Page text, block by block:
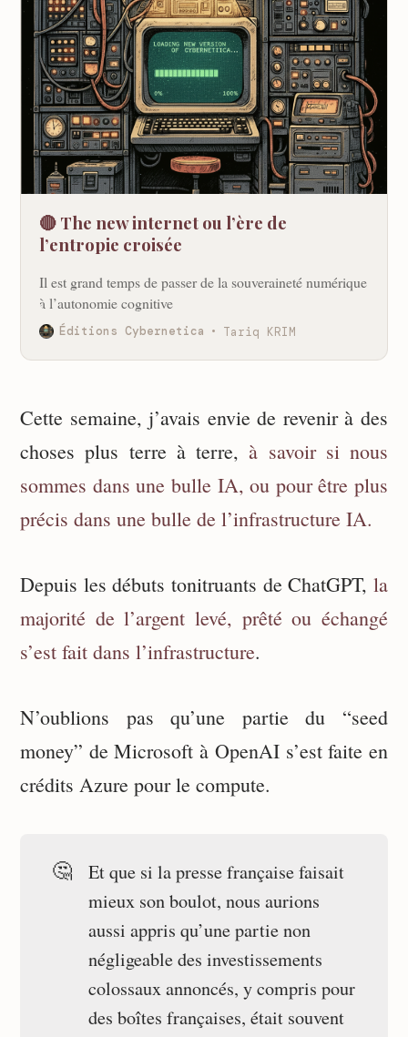
🔴 The new internet ou l’ère de
l’entropie croisée
Il est grand temps de passer de la souveraineté numérique
à l’autonomie cognitive
Éditions Cybernetica Tariq KRIM
Cette semaine, j’avais envie de revenir à des
choses plus terre à terre,à savoir si nous
sommes dans une bulle IA, ou pour être plus
précis dans une bulle de l’infrastructure IA.
Depuis les débuts tonitruants de ChatGPT, la
majorité de l’argent levé, prêté ou échangé
s’est fait dans l’infrastructure.
N’oublions pas qu’une partie du “seed
money” de Microsoft à OpenAI s’est faite en
crédits Azure pour le compute.
🤔
Et que si la presse française faisait
mieux son boulot, nous aurions
aussi appris qu’une partie non
négligeable des investissements
colossaux annoncés, y compris pour
des boîtes françaises, était souvent